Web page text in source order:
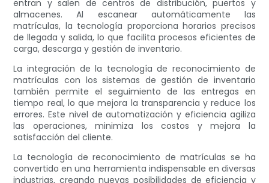
entran y salen de centros de distribución, puertos y
almacenes. Al escanear automáticamente las
matrículas, la tecnología proporciona horarios precisos
de llegada y salida, lo que facilita procesos eficientes de
carga, descarga y gestión de inventario.
La integración de la tecnología de reconocimiento de
matrículas con los sistemas de gestión de inventario
también permite el seguimiento de las entregas en
tiempo real, lo que mejora la transparencia y reduce los
errores. Este nivel de automatización y eficiencia agiliza
las operaciones, minimiza los costos y mejora la
satisfacción del cliente.
La tecnología de reconocimiento de matrículas se ha
convertido en una herramienta indispensable en diversas
industrias, creando nuevas posibilidades de eficiencia y